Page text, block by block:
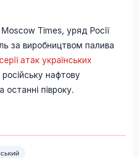
Times, уряд Росії
за виробництвом палива
атак українських
російську нафтову
останні півроку.